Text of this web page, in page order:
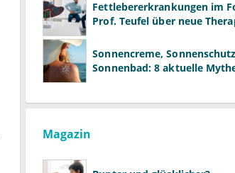
Fettlebererkrankungen im
Prof. Teufel über neue
Sonnencreme,
Sonnenbad: 8 aktuelle
Magazin